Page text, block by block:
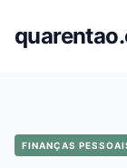
FINANÇAS